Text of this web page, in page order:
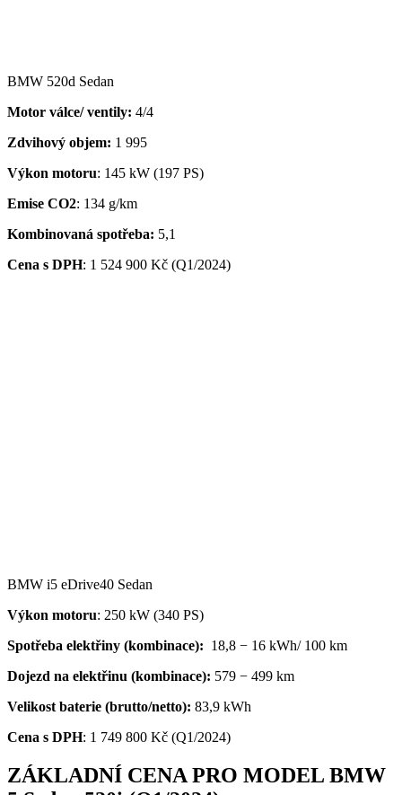
BMW 520d Sedan
Motor válce/ ventily: 4/4
Zdvihový objem: 1 995
Výkon motoru: 145 kW (197 PS)
Emise CO2: 134 g/km
Kombinovaná spotřeba: 5,1
Cena s DPH: 1 524 900 Kč (Q1/2024)
BMW i5 eDrive40 Sedan
Výkon motoru: 250 kW (340 PS)
Spotřeba elektřiny (kombinace): 18,8 − 16 kWh/ 100 km
Dojezd na elektřinu (kombinace): 579 − 499 km
Velikost baterie (brutto/netto): 83,9 kWh
Cena s DPH: 1 749 800 Kč (Q1/2024)
ZÁKLADNÍ CENA PRO MODEL BMW